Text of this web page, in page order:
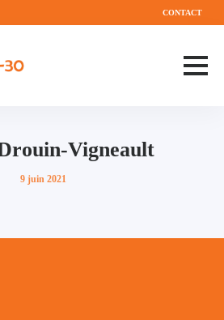
CONTACT
Vigneault
Publié
9 juin 2021